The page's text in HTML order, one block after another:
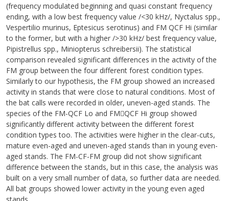
(frequency modulated beginning and quasi constant frequency
ending, with a low best frequency value /<30 kHz/, Nyctalus spp.,
Vespertilio murinus, Eptesicus serotinus) and FM QCF Hi (similar
to the former, but with a higher />30 kHz/ best frequency value,
Pipistrellus spp., Miniopterus schreibersii). The statistical
comparison revealed significant differences in the activity of the
FM group between the four different forest condition types.
Similarly to our hypothesis, the FM group showed an increased
activity in stands that were close to natural conditions. Most of
the bat calls were recorded in older, uneven-aged stands. The
species of the FM-QCF Lo and FM￾QCF Hi group showed
significantly different activity between the different forest
condition types too. The activities were higher in the clear-cuts,
mature even-aged and uneven-aged stands than in young even-
aged stands. The FM-CF-FM group did not show significant
difference between the stands, but in this case, the analysis was
built on a very small number of data, so further data are needed.
All bat groups showed lower activity in the young even aged
stands.